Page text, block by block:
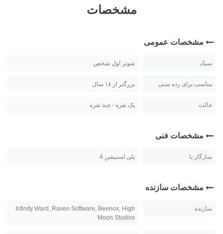
مشخصات
مشخصات عمومی
سبک شوتر اول شخص
مناسب برای رده سنی بزرگتر از ۱۸ سال
حالت یک نفره - چند نفره
مشخصات فنی
سازگار با پلی استیشن 4
مشخصات سازنده
سازنده
Infinity Ward, Raven Software, Beenox, High
Moon Studios